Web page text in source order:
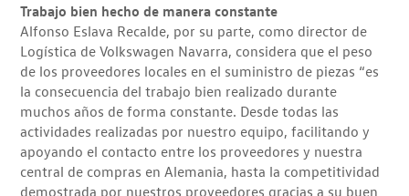
Trabajo bien hecho de manera constante
Alfonso Eslava Recalde, por su parte, como director de
Logística de Volkswagen Navarra, considera que el peso
de los proveedores locales en el suministro de piezas “es
la consecuencia del trabajo bien realizado durante
muchos años de forma constante. Desde todas las
actividades realizadas por nuestro equipo, facilitando y
apoyando el contacto entre los proveedores y nuestra
central de compras en Alemania, hasta la competitividad
demostrada por nuestros proveedores gracias a su buen